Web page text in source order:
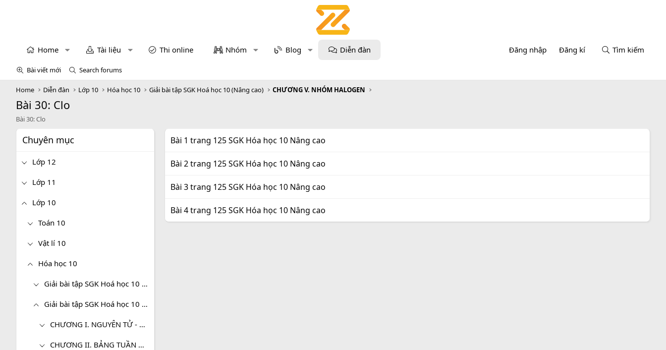
Home Tài liệu Thi online Nhóm Blog Diễn đàn Đăng nhập Đăng kí Tìm kiếm
Bài viết mới Search forums
Home Diễn đàn Lớp 10 Hóa học 10 Giải bài tập SGK Hoá học 10 (Nâng cao) CHƯƠNG V. NHÓM HALOGEN
Bài 30: Clo
Bài 30: Clo
Chuyên mục
Lớp 12
Lớp 11
Lớp 10
Toán 10
Vật lí 10
Hóa học 10
Giải bài tập SGK Hoá học 10 (Cơ bản)
Giải bài tập SGK Hoá học 10 (Nâng cao)
CHƯƠNG I. NGUYÊN TỬ - HÓA HỌC 10 NÂNG CAO
CHƯƠNG II. BẢNG TUẦN HOÀN CÁC NGUYÊN TỐ HÓA HỌC VÀ ĐỊNH LUẬT TUẦN HOÀN - HÓA 10 NÂNG CAO
Bài 1 trang 125 SGK Hóa học 10 Nâng cao
Bài 2 trang 125 SGK Hóa học 10 Nâng cao
Bài 3 trang 125 SGK Hóa học 10 Nâng cao
Bài 4 trang 125 SGK Hóa học 10 Nâng cao